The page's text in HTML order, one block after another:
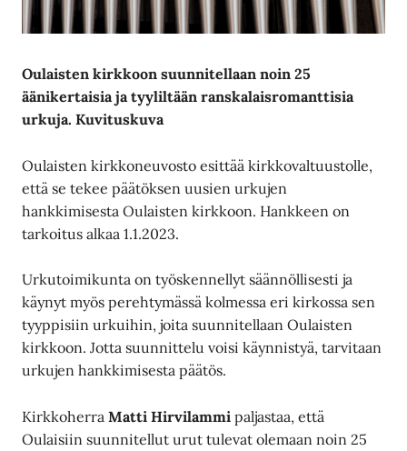
Oulaisten kirkkoon suunnitellaan noin 25
äänikertaisia ja tyyliltään ranskalaisromanttisia
urkuja. Kuvituskuva
Oulaisten kirkkoneuvosto esittää kirkkovaltuustolle,
että se tekee päätöksen uusien urkujen
hankkimisesta Oulaisten kirkkoon. Hankkeen on
tarkoitus alkaa 1.1.2023.
Urkutoimikunta on työskennellyt säännöllisesti ja
käynyt myös perehtymässä kolmessa eri kirkossa sen
tyyppisiin urkuihin, joita suunnitellaan Oulaisten
kirkkoon. Jotta suunnittelu voisi käynnistyä, tarvitaan
urkujen hankkimisesta päätös.
KirkkoherraMatti Hirvilammi paljastaa, että
Oulaisiin suunnitellut urut tulevat olemaan noin 25